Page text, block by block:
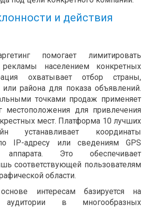
и действия
помогает лимитировать
населением конкретных
охватывает отбор страны,
или района для показа объявлений.
точками продаж применяет
местоположения для привлечения
мест. Платформа 10 лучших
устанавливает координаты
IP-адресу или сведениям GPS
аппарата. Это обеспечивает
соответствующей пользователям
области.
интересам базируется на
аудитории в многообразных